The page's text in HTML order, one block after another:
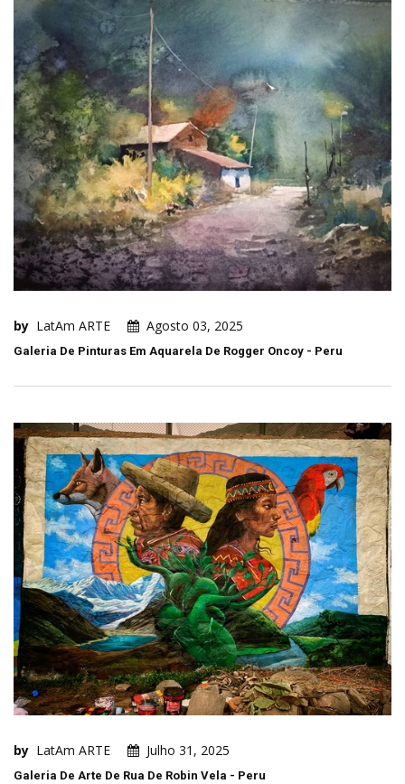
by LatAm ARTE Agosto 03, 2025
Galeria De Pinturas Em Aquarela De Rogger Oncoy - Peru
by LatAm ARTE Julho 31, 2025
Galeria De Arte De Rua De Robin Vela - Peru